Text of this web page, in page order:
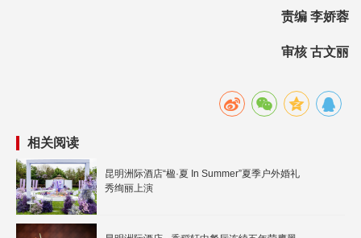
责编 李娇蓉
审核 古文丽
相关阅读
昆明洲际酒店“楹·夏 In Summer”夏季户外婚礼
秀绚丽上演